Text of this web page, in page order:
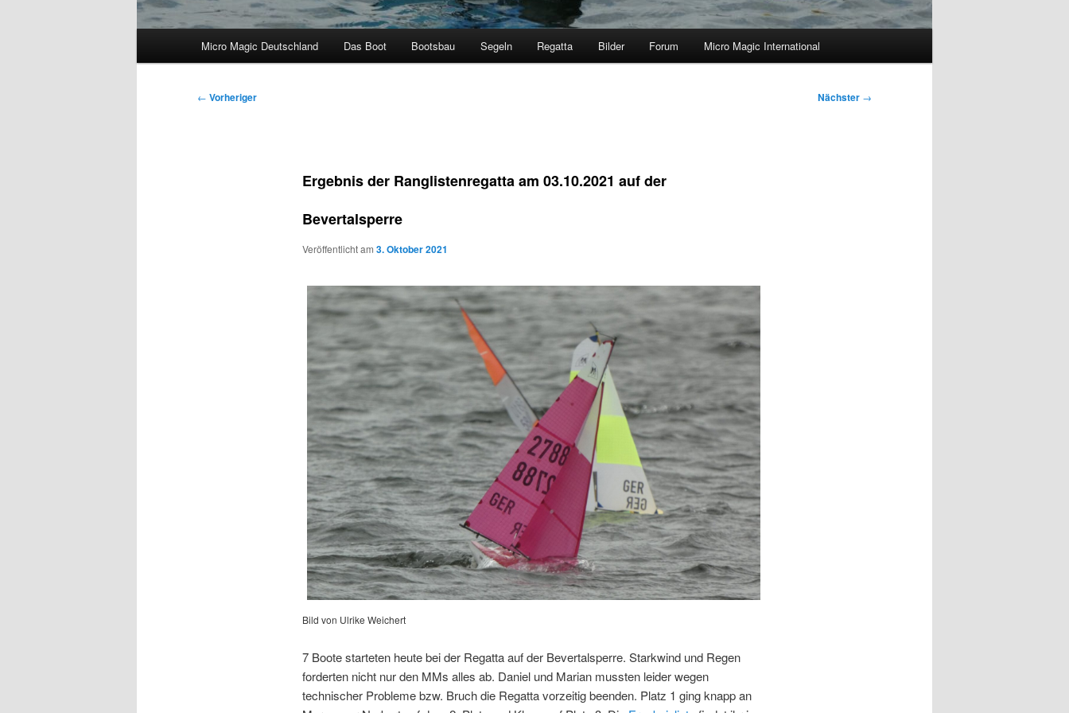
Micro Magic Deutschland Das Boot Bootsbau Segeln Regatta Bilder Forum Micro Magic International
Beitragsnavigation
← Vorheriger Nächster →
Ergebnis der Ranglistenregatta am 03.10.2021 auf der
Bevertalsperre
Veröffentlicht am 3. Oktober 2021
Bild von Ulrike Weichert
7 Boote starteten heute bei der Regatta auf der Bevertalsperre. Starkwind und Regen
forderten nicht nur den MMs alles ab. Daniel und Marian mussten leider wegen
technischer Probleme bzw. Bruch die Regatta vorzeitig beenden. Platz 1 ging knapp an